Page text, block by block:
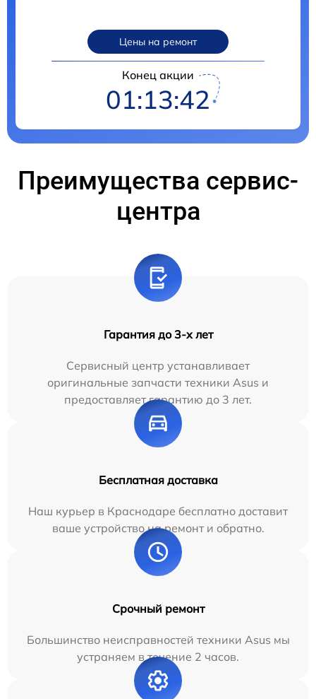
Цены на ремонт
Конец акции
01:13:41
Преимущества сервис-
центра
Гарантия до 3-х лет
Сервисный центр устанавливает
оригинальные запчасти техники Asus и
предоставляет гарантию до 3 лет.
Бесплатная доставка
Наш курьер в Краснодаре бесплатно доставит
ваше устройство на ремонт и обратно.
Срочный ремонт
Большинство неисправностей техники Asus мы
устраняем в течение 2 часов.